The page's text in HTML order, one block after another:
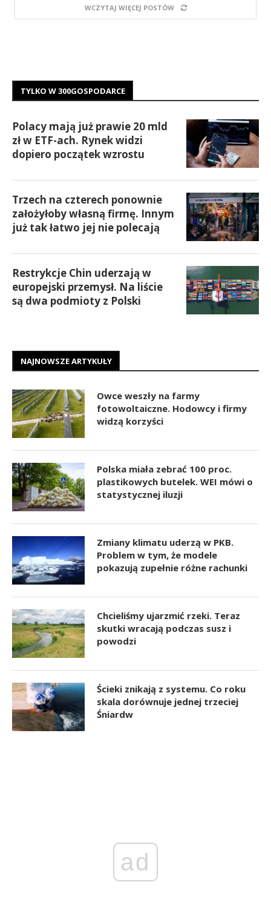
WCZYTAJ WIĘCEJ POSTÓW
TYLKO W 300GOSPODARCE
Polacy mają już prawie 20 mld
zł w ETF-ach. Rynek widzi
dopiero początek wzrostu
Trzech na czterech ponownie
założyłoby własną firmę. Innym
już tak łatwo jej nie polecają
Restrykcje Chin uderzają w
europejski przemysł. Na liście
są dwa podmioty z Polski
NAJNOWSZE ARTYKUŁY
Owce weszły na farmy
fotowoltaiczne. Hodowcy i firmy
widzą korzyści
Polska miała zebrać 100 proc.
plastikowych butelek. WEI mówi o
statystycznej iluzji
Zmiany klimatu uderzą w PKB.
Problem w tym, że modele
pokazują zupełnie różne rachunki
Chcieliśmy ujarzmić rzeki. Teraz
skutki wracają podczas susz i
powodzi
Ścieki znikają z systemu. Co roku
skala dorównuje jednej trzeciej
Śniardw
ad